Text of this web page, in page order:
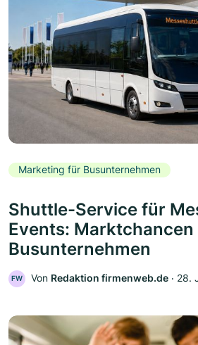
Marketing für Busunternehmen
Shuttle-Service für
Events:
Busunternehmen
FW Von Redaktion firmenweb.de ‧ 28.